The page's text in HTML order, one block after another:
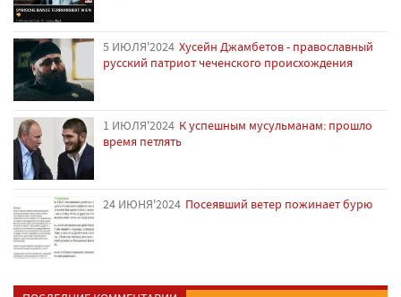
5 ИЮЛЯ'2024 Хусейн Джамбетов - православный
русский патриот чеченского происхождения
1 ИЮЛЯ'2024 К успешным мусульманам: прошло
время петлять
24 ИЮНЯ'2024 Посеявший ветер пожинает бурю